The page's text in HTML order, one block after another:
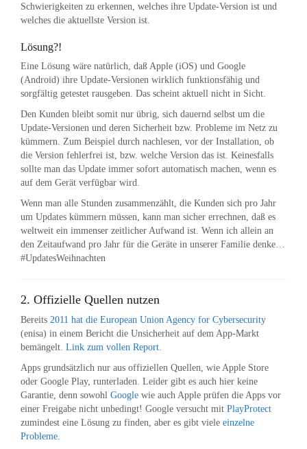
Schwierigkeiten zu erkennen, welches ihre Update-Version ist und
welches die aktuellste Version ist.
Lösung?!
Eine Lösung wäre natürlich, daß Apple (iOS) und Google
(Android) ihre Update-Versionen wirklich funktionsfähig und
sorgfältig getestet rausgeben. Das scheint aktuell nicht in Sicht.
Den Kunden bleibt somit nur übrig, sich dauernd selbst um die
Update-Versionen und deren Sicherheit bzw. Probleme im Netz zu
kümmern. Zum Beispiel durch nachlesen, vor der Installation, ob
die Version fehlerfrei ist, bzw. welche Version das ist. Keinesfalls
sollte man das Update immer sofort automatisch machen, wenn es
auf dem Gerät verfügbar wird.
Wenn man alle Stunden zusammenzählt, die Kunden sich pro Jahr
um Updates kümmern müssen, kann man sicher errechnen, daß es
weltweit ein immenser zeitlicher Aufwand ist. Wenn ich allein an
den Zeitaufwand pro Jahr für die Geräte in unserer Familie denke…
#UpdatesWeihnachten
2. Offizielle Quellen nutzen
Bereits 2011 hat die European Union Agency for Cybersecurity
(enisa) in einem Bericht die Unsicherheit auf dem App-Markt
bemängelt. Link zum vollen Report
Apps grundsätzlich nur aus offiziellen Quellen, wie Apple Store
oder Google Play, runterladen. Leider gibt es auch hier keine
Garantie, denn sowohl Google wie auch Apple prüfen die Apps vor
einer Freigabe nicht unbedingt! Google versucht mit PlayProtect
zumindest eine Lösung zu finden, aber es gibt viele einzelne
Probleme